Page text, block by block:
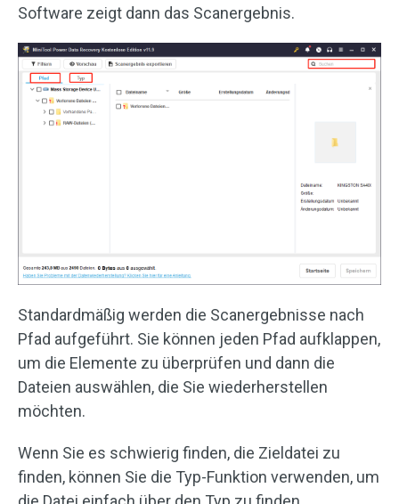
Software zeigt dann das Scanergebnis.
Standardmäßig werden die Scanergebnisse nach
Pfad aufgeführt. Sie können jeden Pfad aufklappen,
um die Elemente zu überprüfen und dann die
Dateien auswählen, die Sie wiederherstellen
möchten.
Wenn Sie es schwierig finden, die Zieldatei zu
finden, können Sie die Typ-Funktion verwenden, um